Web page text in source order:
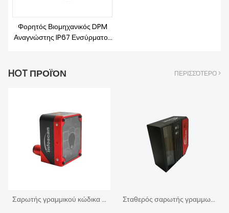
Φορητός Βιομηχανικός DPM
Αναγνώστης IP67 Ενσύρματος
HOT ΠΡΟΪΌΝ ΠΕΡΙΣΣΌΤΕΡΟ >
Σαρωτής γραμμικού κώδικα βιομηχανικής αυτόματης εστίασης σταθερής βάσης 1,2 βουλευτής Σταθερός σαρωτής γραμμωτού κώδικα υψηλής ταχύτητας 1D σειράς MV40